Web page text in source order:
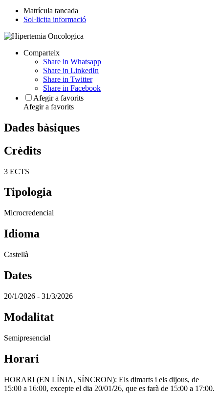
Matrícula tancada
Sol·licita informació
Comparteix
Share in Whatsapp
Share in LinkedIn
Share in Twitter
Share in Facebook
Afegir a favorits
Afegir a favorits
Dades bàsiques
Crèdits
3 ECTS
Tipologia
Microcredencial
Idioma
Castellà
Dates
20/1/2026 - 31/3/2026
Modalitat
Semipresencial
Horari
HORARI (EN LÍNIA, SÍNCRON): Els dimarts i els dijous, de
15:00 a 16:00, excepte el dia 20/01/26, que es farà de 15:00 a 17:00.